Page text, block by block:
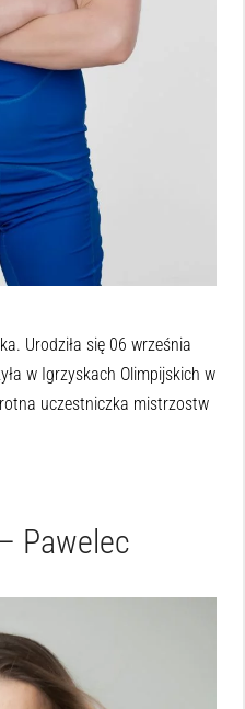
Urodziła się 06 września
w Igrzyskach Olimpijskich w
uczestniczka mistrzostw
Pawelec